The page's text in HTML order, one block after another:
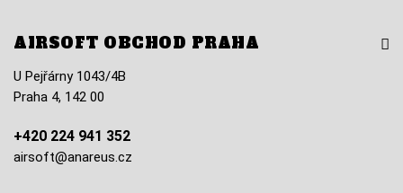
AIRSOFT OBCHOD PRAHA
U Pejřárny 1043/4B
Praha 4, 142 00
+420 224 941 352
airsoft@anareus.cz